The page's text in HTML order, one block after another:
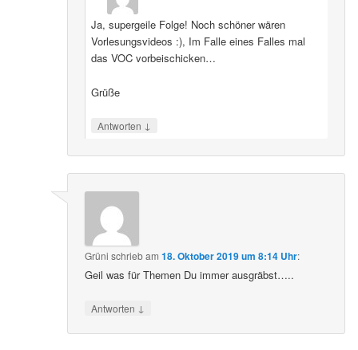
Ja, supergeile Folge! Noch schöner wären
Vorlesungsvideos :), Im Falle eines Falles mal
das VOC vorbeischicken…
Grüße
Antworten ↓
Grüni schriebam18. Oktober 2019 um 8:14 Uhr:
Geil was für Themen Du immer ausgräbst…..
Antworten ↓